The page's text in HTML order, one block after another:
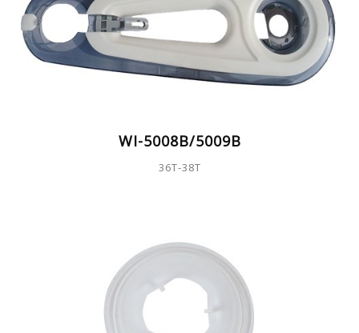
WI-5008B/5009B
36T-38T